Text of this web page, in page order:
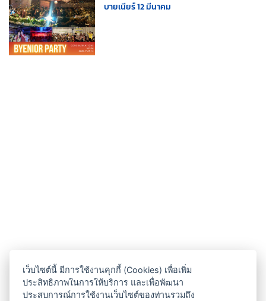
บายเนียร์ 12 มีนาคม
เว็บไซต์นี้ มีการใช้งานคุกกี้ (Cookies) เพื่อเพิ่ม
ประสิทธิภาพในการให้บริการ และเพื่อพัฒนา
ประสบการณ์การใช้งานเว็บไซต์ของท่านรวมถึง